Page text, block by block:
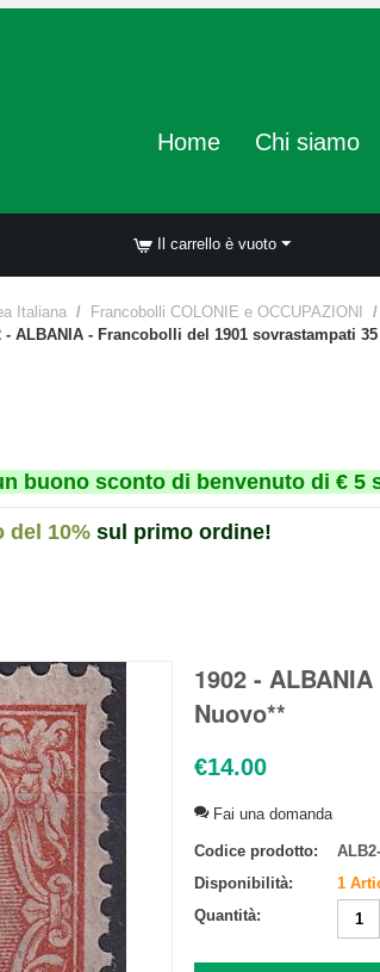
Home Chi siamo
Il carrello è vuoto
Italiana / Francobolli COLONIE e OCCUPAZIONI /
- ALBANIA - Francobolli del 1901 sovrastampati
buono sconto di benvenuto di € 5
del 10% sul primo ordine!
1902 -
Nuovo**
€14.00
Fai una domanda
Codice prodotto:
Disponibilità:
1
Quantità: